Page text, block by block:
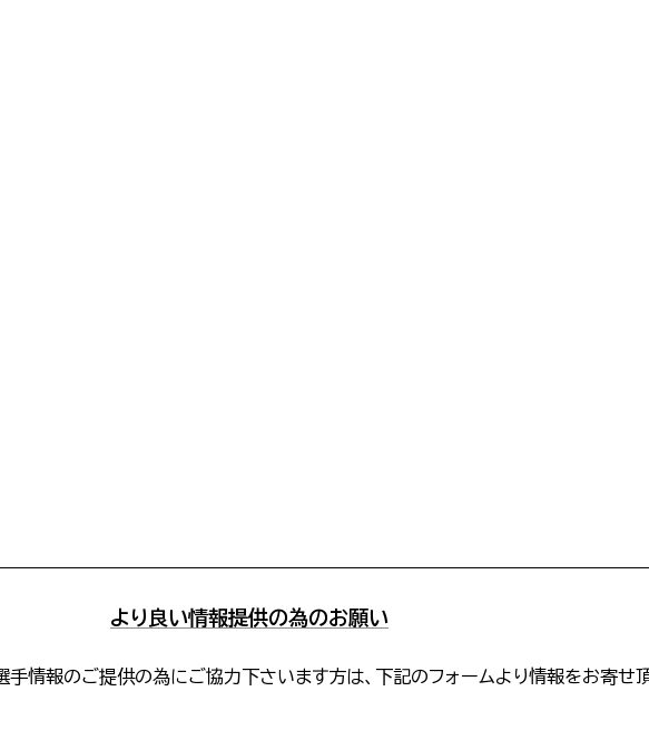
より良い情報提供の為のお願い
手情報のご提供の為にご協力下さいます方は、下記のフォームより情報をお寄せ